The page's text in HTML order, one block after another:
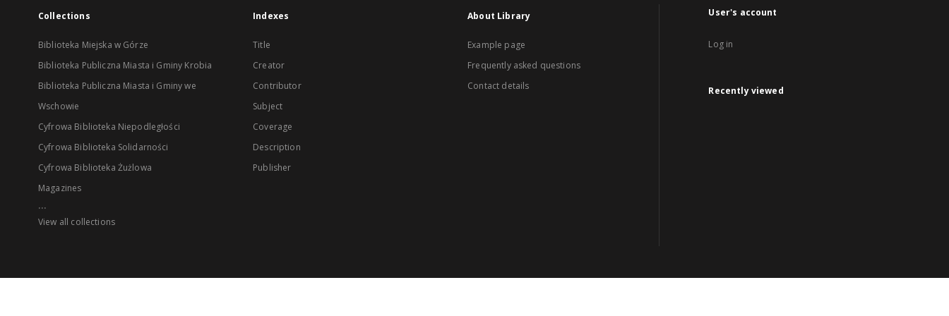
Collections
Biblioteka Miejska w Górze
Biblioteka Publiczna Miasta i Gminy Krobia
Biblioteka Publiczna Miasta i Gminy we
Wschowie
Cyfrowa Biblioteka Niepodległości
Cyfrowa Biblioteka Solidarności
Cyfrowa Biblioteka Żużlowa
Magazines
...
View all collections
Indexes
Title
Creator
Contributor
Subject
Coverage
Description
Publisher
About Library
Example page
Frequently asked questions
Contact details
User's account
Log in
Recently viewed